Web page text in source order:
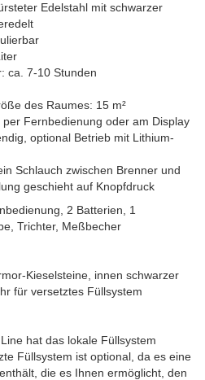
Edelstahl mit schwarzer
ca. 7-10 Stunden
des Raumes: 15 m²
Fernbedienung oder am Display
optional Betrieb mit Lithium-
Schlauch zwischen Brenner und
geschieht auf Knopfdruck
2 Batterien, 1
Trichter, Meßbecher
Kieselsteine, innen schwarzer
für versetztes Füllsystem
hat das lokale Füllsystem
Füllsystem ist optional, da es eine
die es Ihnen ermöglicht, den